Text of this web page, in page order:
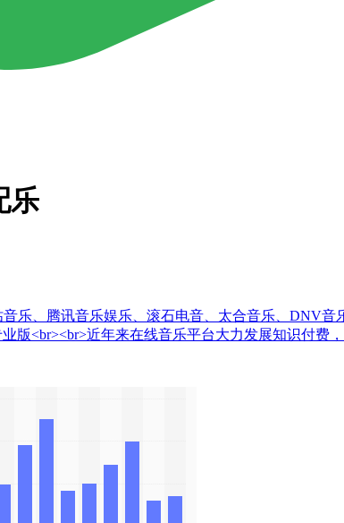
乐
、腾讯音乐娱乐、滚石电音、太合音乐、DNV音
版<br><br>近年来在线音乐平台大力发展知识付费，